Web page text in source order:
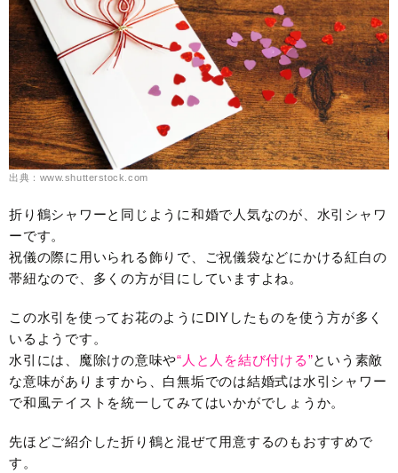
出典：www.shutterstock.com
折り鶴シャワーと同じように和婚で人気なのが、水引シャワ
ーです。
祝儀の際に用いられる飾りで、ご祝儀袋などにかける紅白の
帯紐なので、多くの方が目にしていますよね。
この水引を使ってお花のようにDIYしたものを使う方が多く
いるようです。
水引には、魔除けの意味や“人と人を結び付ける”という素敵
な意味がありますから、白無垢でのは結婚式は水引シャワー
で和風テイストを統一してみてはいかがでしょうか。
先ほどご紹介した折り鶴と混ぜて用意するのもおすすめで
す。